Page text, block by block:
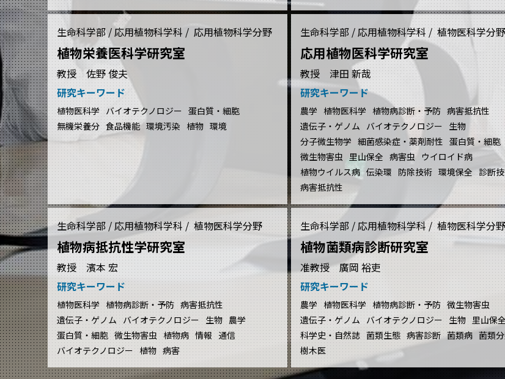
生命科学部 / 応用植物科学科 / 応用植物科学分野
植物栄養医科学研究室
教授 佐野 俊夫
研究キーワード
植物医科学 バイオテクノロジー 蛋白質・細胞
無機栄養分 食品機能 環境汚染 植物 環境
生命科学部 / 応用植物科学科 / 植物医科学分野
応用植物医科学研究室
教授 津田 新哉
研究キーワード
農学 植物医科学 植物病診断・予防 病害抵抗性
遺伝子・ゲノム バイオテクノロジー 生物
分子微生物学 細菌感染症・薬剤耐性 蛋白質・細胞
微生物害虫 里山保全 病害虫
ウイロイド病
植物ウイルス病 伝染環 防除技術 環境保全 診断
病害抵抗性
生命科学部 / 応用植物科学科 / 植物医科学分野
植物病抵抗性学研究室
教授 濱本 宏
研究キーワード
植物医科学 植物病診断・予防 病害抵抗性
遺伝子・ゲノム バイオテクノロジー 生物 農学
蛋白質・細胞 微生物害虫 植物病 情報 通信
バイオテクノロジー 植物 病害
生命科学部 / 応用植物科学科 / 植物医科学分野
植物菌類病診断研究室
准教授 廣岡 裕吏
研究キーワード
農学 植物医科学 植物病診断・予防 微生物害虫
遺伝子・ゲノム バイオテクノロジー 生物 里山保全
科学史・自然誌 菌類生態 病害診断 菌類病 菌類
樹木医